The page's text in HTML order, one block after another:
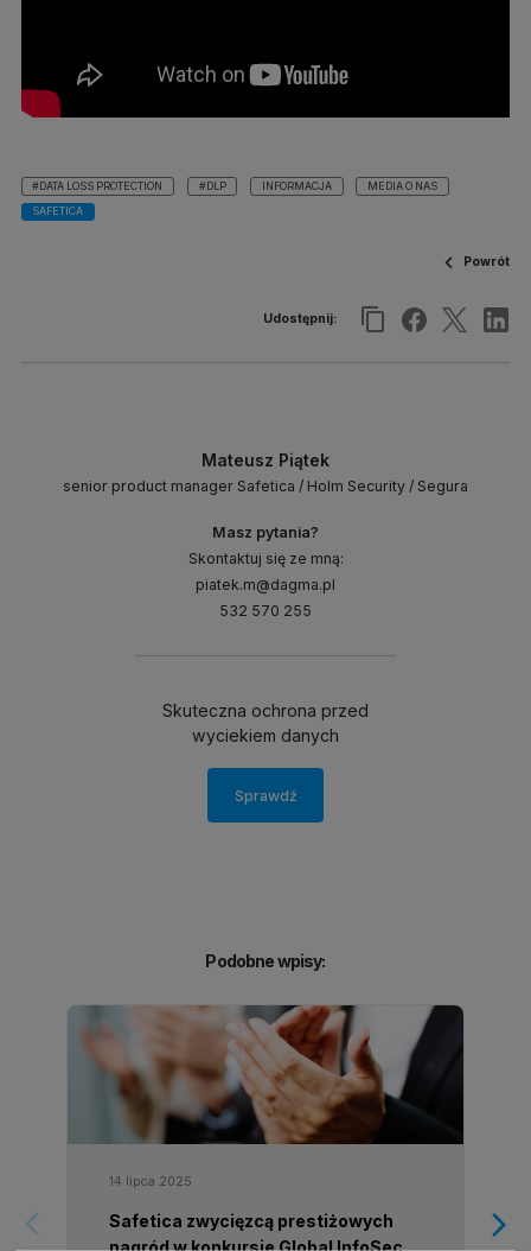
#DATA LOSS PROTECTION #DLP INFORMACJA
MEDIA O NAS
SAFETICA
Powrót
Udostępnij:
Mateusz Piątek
senior product manager Safetica / Holm Security / Segura
Masz pytania?
Skontaktuj się ze mną:
piatek.m@dagma.pl
532 570 255
Skuteczna ochrona przed
wyciekiem danych
Sprawdź
Podobne wpisy:
arrow_forward_ios
14 lipca 2025
Safetica zwycięzcą prestiżowych
arrow_forward_ios